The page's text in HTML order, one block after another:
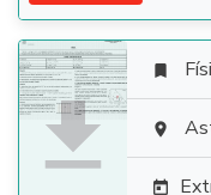



